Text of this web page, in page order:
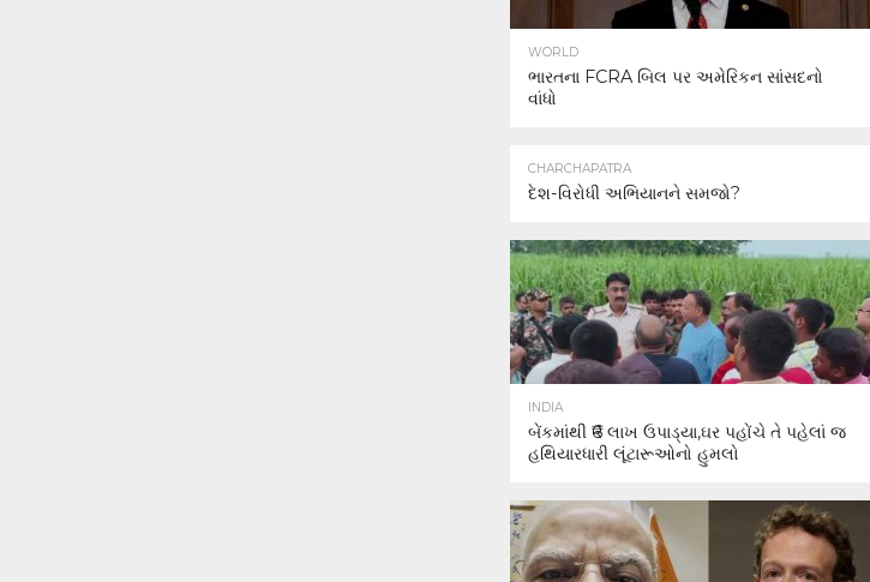
WORLD
ભારતના FCRA બિલ પર અમેરિકન સાંસદનો
વાંધો
CHARCHAPATRA
દેશ-વિરોધી અભિયાનને સમજો?
INDIA
બેંકમાંથી ₹6 લાખ ઉપાડ્યા,ઘર પહોંચે તે પહેલાં જ
હથિયારધારી લૂંટારૂઓનો હુમલો